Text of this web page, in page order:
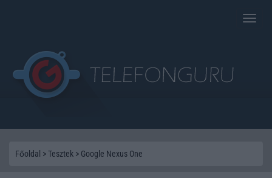
Toggle
Főoldal >Tesztek > Google Nexus One